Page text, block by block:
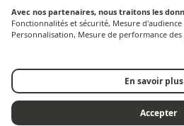
Black steel - 60 cm
Avec nos partenaires, nous traitons les
Fonctionnalités et sécurité, Mesure
Personnalisation, Mesure de performance
En savoir
Accepter